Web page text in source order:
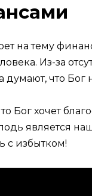
на тему
Из-за
что Бог
Бог хочет
является
с избытком!